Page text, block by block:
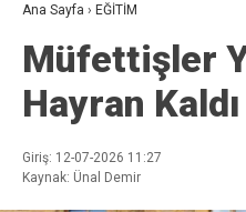
Ana Sayfa › EĞİTİM
Müfettişler
Hayran Kaldı
Giriş: 12-07-2026 11:27
Kaynak: Ünal Demir